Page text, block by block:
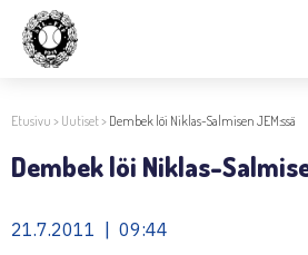
Etusivu > Uutiset> Dembek löi Niklas-Salmisen JEM:ssä
Dembek löi Niklas-
21.7.2011 | 09:44